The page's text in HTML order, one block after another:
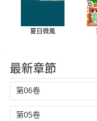
夏日微風
最新章節
第06卷
第05卷